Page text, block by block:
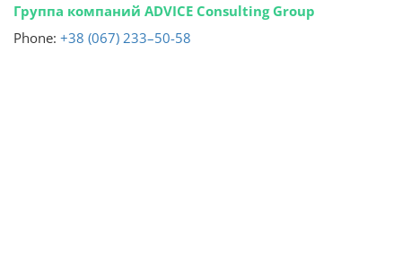
Группа компаний ADVICE Consulting Group
Phone: +38 (067) 233–50-58